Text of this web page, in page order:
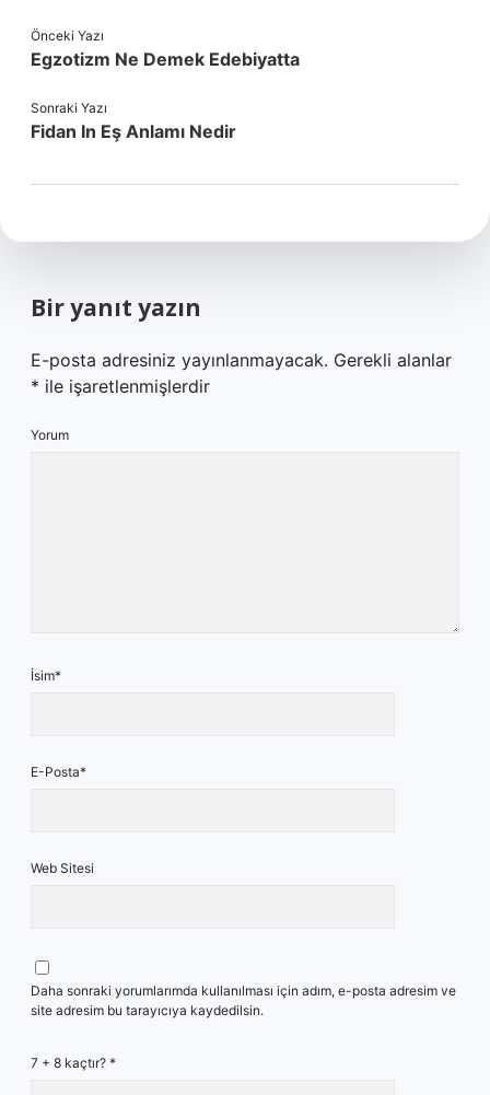
Önceki Yazı
Egzotizm Ne Demek Edebiyatta
Sonraki Yazı
Fidan In Eş Anlamı Nedir
Bir yanıt yazın
E-posta adresiniz yayınlanmayacak. Gerekli alanlar
* ile işaretlenmişlerdir
Yorum
İsim*
E-Posta*
Web Sitesi
Daha sonraki yorumlarımda kullanılması için adım, e-posta adresim ve
site adresim bu tarayıcıya kaydedilsin.
7 + 8 kaçtır? *